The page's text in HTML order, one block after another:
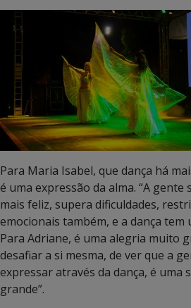
Para Maria Isabel, que dança há
é uma expressão da alma. “A
mais feliz, supera dificuldades,
emocionais também, e a dança tem
Para Adriane, é uma alegria muito
desafiar a si mesma, de ver que a
expressar através da dança, é uma
grande”.